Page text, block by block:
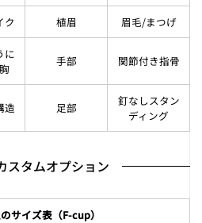
ク 植眉 眉毛/まつげ
に
手部 関節付き指骨
造 足部
釘なしスタン
ディング
スタムオプション
サイズ表（F-cup）